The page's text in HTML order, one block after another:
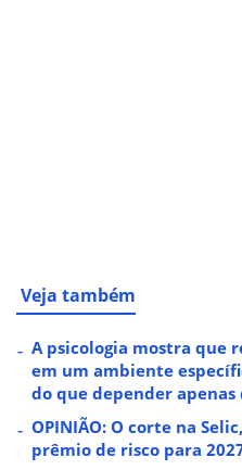
Veja também
A psicologia mostra que
em um ambiente
do que depender
OPINIÃO: O corte na
prêmio de risco para